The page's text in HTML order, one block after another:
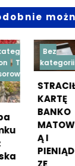
Bez
kategorii
STRACIŁ
KARTĘ
MATOW
PIENIĄD
T